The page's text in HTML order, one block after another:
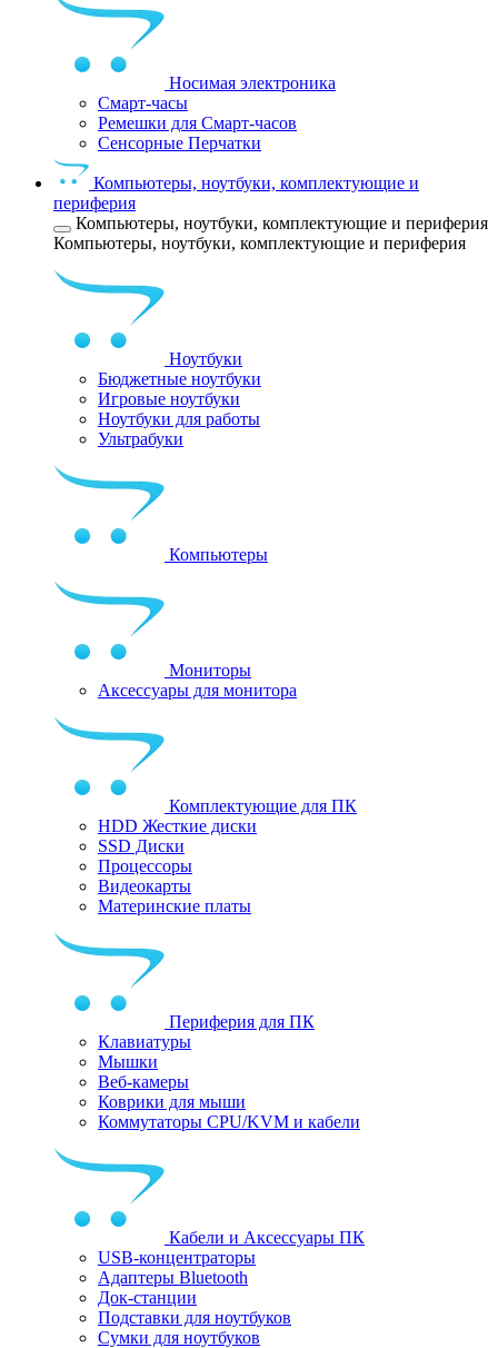
Носимая электроника
Смарт-часы
Ремешки для Смарт-часов
Сенсорные Перчатки
Компьютеры, ноутбуки, комплектующие и
периферия
Компьютеры, ноутбуки, комплектующие и периферия
Компьютеры, ноутбуки, комплектующие и периферия
Ноутбуки
Бюджетные ноутбуки
Игровые ноутбуки
Ноутбуки для работы
Ультрабуки
Компьютеры
Мониторы
Аксессуары для монитора
Комплектующие для ПК
HDD Жесткие диски
SSD Диски
Процессоры
Видеокарты
Материнские платы
Периферия для ПК
Клавиатуры
Мышки
Веб-камеры
Коврики для мыши
Коммутаторы CPU/KVM и кабели
Кабели и Аксессуары ПК
USB-концентраторы
Адаптеры Bluetooth
Док-станции
Подставки для ноутбуков
Сумки для ноутбуков